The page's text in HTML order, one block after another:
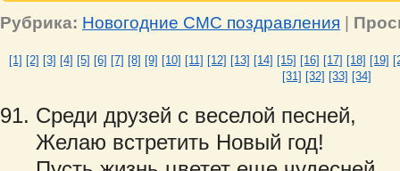
Рубрика: Новогодние СМС поздравления |
[1] [2] [3] [4] [5] [6] [7] [8] [9] [10] [11] [12] [13] [14] [15] [16] [17] [18] [19]
[31] [32] [33] [34]
Среди друзей с веселой песней,
Желаю встретить Новый год!